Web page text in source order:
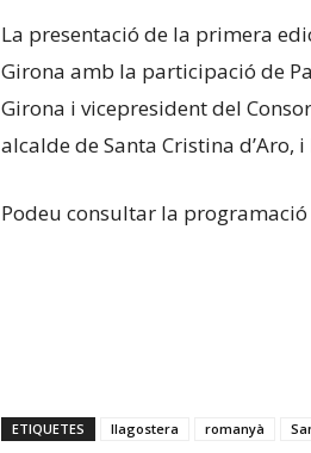
La presentació de la primera
Girona amb la participació de
Girona i vicepresident del
alcalde de Santa Cristina d’Aro,
Podeu consultar la programació
ETIQUETES llagostera romanyà